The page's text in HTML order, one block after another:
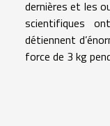
dernières et les
scientifiques
détiennent
force de 3 kg